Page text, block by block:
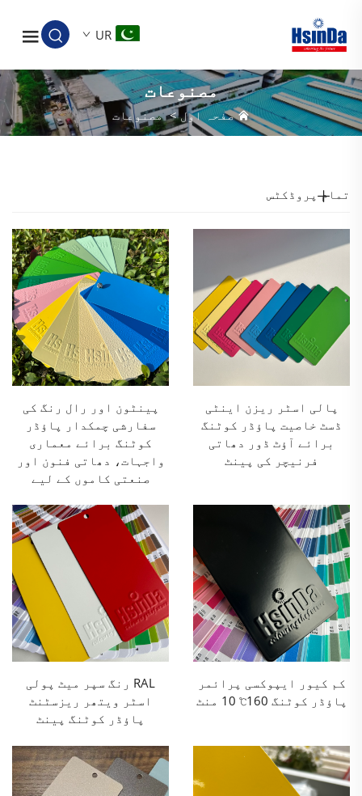
UR
مصنوعات
صفحہ اول>مصنوعات
تمام پروڈکٹس
پالی اسٹر ریزن اینٹی
ڈسٹ خاصیت پاؤڈر کوٹنگ
برائے آؤٹ ڈور دھاتی
فرنیچر کی پینٹ
پینٹون اور رال رنگ کی
سفارشی چمکدار پاؤڈر
کوٹنگ برائے معماری
واجہات، دھاتی فنون اور
صنعتی کاموں کے لیے
کم کیور ایپوکسی پرائمر
پاؤڈر کوٹنگ 160℃ 10 منٹ
RAL رنگ سپر میٹ پولی
اسٹر ویتھر ریزسٹنٹ
پاؤڈر کوٹنگ پینٹ